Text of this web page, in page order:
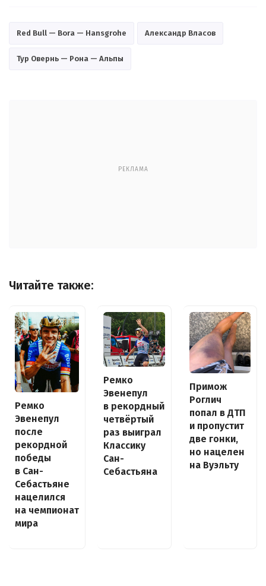
Red Bull — Bora — Hansgrohe Александр Власов
Тур Овернь — Рона — Альпы
РЕКЛАМА
Читайте также:
Ремко
Эвенепул
после
рекордной
победы
в Сан-
Себастьяне
нацелился
на чемпионат
мира
Ремко
Эвенепул
в рекордный
четвёртый
раз выиграл
Классику
Сан-
Себастьяна
Примож
Роглич
попал в ДТП
и пропустит
две гонки,
но нацелен
на Вуэльту